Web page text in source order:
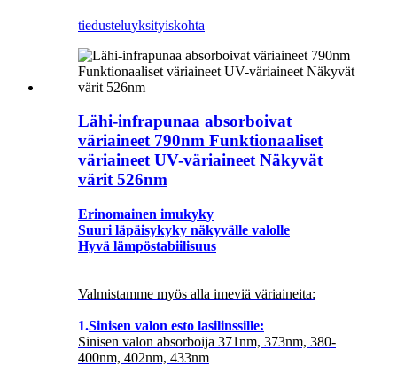
tiedusteluyksityiskohta
Lähi-infrapunaa absorboivat
väriaineet 790nm Funktionaaliset
väriaineet UV-väriaineet Näkyvät
värit 526nm
Erinomainen imukyky
Suuri läpäisykyky näkyvälle valolle
Hyvä lämpöstabiilisuus
Valmistamme myös alla imeviä väriaineita:
1.Sinisen valon esto lasilinssille:
Sinisen valon absorboija 371nm, 373nm, 380-
400nm, 402nm, 433nm